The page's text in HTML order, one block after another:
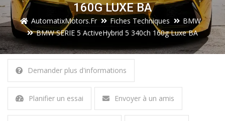
160G LUXE BA
AutomatixMotors.fr Fiches Techniques
BMW
BMW SERIE 5 ActiveHybrid 5 340ch 160g Luxe BA
Demander plus d'informations
Planifier un essai Envoyer à un amis